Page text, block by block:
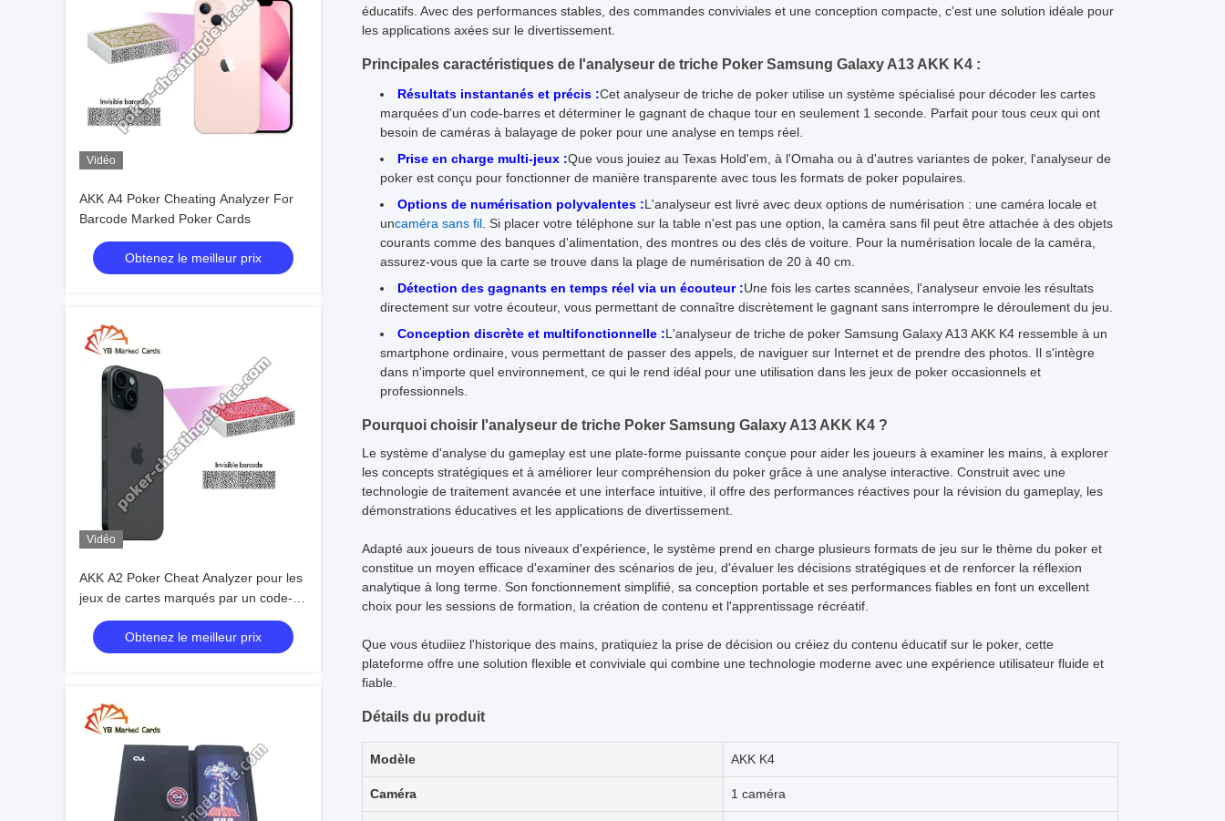
Vidéo
AKK A4 Poker Cheating Analyzer For
Barcode Marked Poker Cards
Obtenez le meilleur prix
Vidéo
AKK A2 Poker Cheat Analyzer pour les
jeux de cartes marqués par un code-
barres
Obtenez le meilleur prix
éducatifs. Avec des performances stables, des commandes conviviales et une conception compacte, c'est une solution idéale pour
les applications axées sur le divertissement.
Principales caractéristiques de l'analyseur de triche Poker Samsung Galaxy A13 AKK K4 :
Résultats instantanés et précis :Cet analyseur de triche de poker utilise un système spécialisé pour décoder les cartes
marquées d'un code-barres et déterminer le gagnant de chaque tour en seulement 1 seconde. Parfait pour tous ceux qui ont
besoin de caméras à balayage de poker pour une analyse en temps réel.
Prise en charge multi-jeux :Que vous jouiez au Texas Hold'em, à l'Omaha ou à d'autres variantes de poker, l'analyseur de
poker est conçu pour fonctionner de manière transparente avec tous les formats de poker populaires.
Options de numérisation polyvalentes :L'analyseur est livré avec deux options de numérisation : une caméra locale et
uncaméra sans fil . Si placer votre téléphone sur la table n'est pas une option, la caméra sans fil peut être attachée à des objets
courants comme des banques d'alimentation, des montres ou des clés de voiture. Pour la numérisation locale de la caméra,
assurez-vous que la carte se trouve dans la plage de numérisation de 20 à 40 cm.
Détection des gagnants en temps réel via un écouteur :Une fois les cartes scannées, l'analyseur envoie les résultats
directement sur votre écouteur, vous permettant de connaître discrètement le gagnant sans interrompre le déroulement du jeu.
Conception discrète et multifonctionnelle :L'analyseur de triche de poker Samsung Galaxy A13 AKK K4 ressemble à un
smartphone ordinaire, vous permettant de passer des appels, de naviguer sur Internet et de prendre des photos. Il s'intègre
dans n'importe quel environnement, ce qui le rend idéal pour une utilisation dans les jeux de poker occasionnels et
professionnels.
Pourquoi choisir l'analyseur de triche Poker Samsung Galaxy A13 AKK K4 ?
Le système d'analyse du gameplay est une plate-forme puissante conçue pour aider les joueurs à examiner les mains, à explorer
les concepts stratégiques et à améliorer leur compréhension du poker grâce à une analyse interactive. Construit avec une
technologie de traitement avancée et une interface intuitive, il offre des performances réactives pour la révision du gameplay, les
démonstrations éducatives et les applications de divertissement.
Adapté aux joueurs de tous niveaux d'expérience, le système prend en charge plusieurs formats de jeu sur le thème du poker et
constitue un moyen efficace d'examiner des scénarios de jeu, d'évaluer les décisions stratégiques et de renforcer la réflexion
analytique à long terme. Son fonctionnement simplifié, sa conception portable et ses performances fiables en font un excellent
choix pour les sessions de formation, la création de contenu et l'apprentissage récréatif.
Que vous étudiiez l'historique des mains, pratiquiez la prise de décision ou créiez du contenu éducatif sur le poker, cette
plateforme offre une solution flexible et conviviale qui combine une technologie moderne avec une expérience utilisateur fluide et
fiable.
Détails du produit
Modèle AKK K4
Caméra 1 caméra